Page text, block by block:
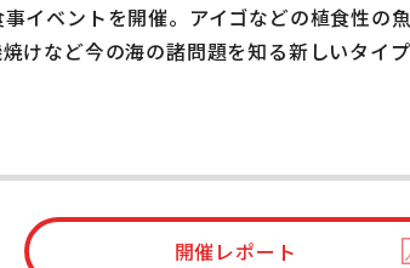
イベントを開催。アイゴなどの植食性の
けなど今の海の諸問題を知る新しいタイ
開催レポート